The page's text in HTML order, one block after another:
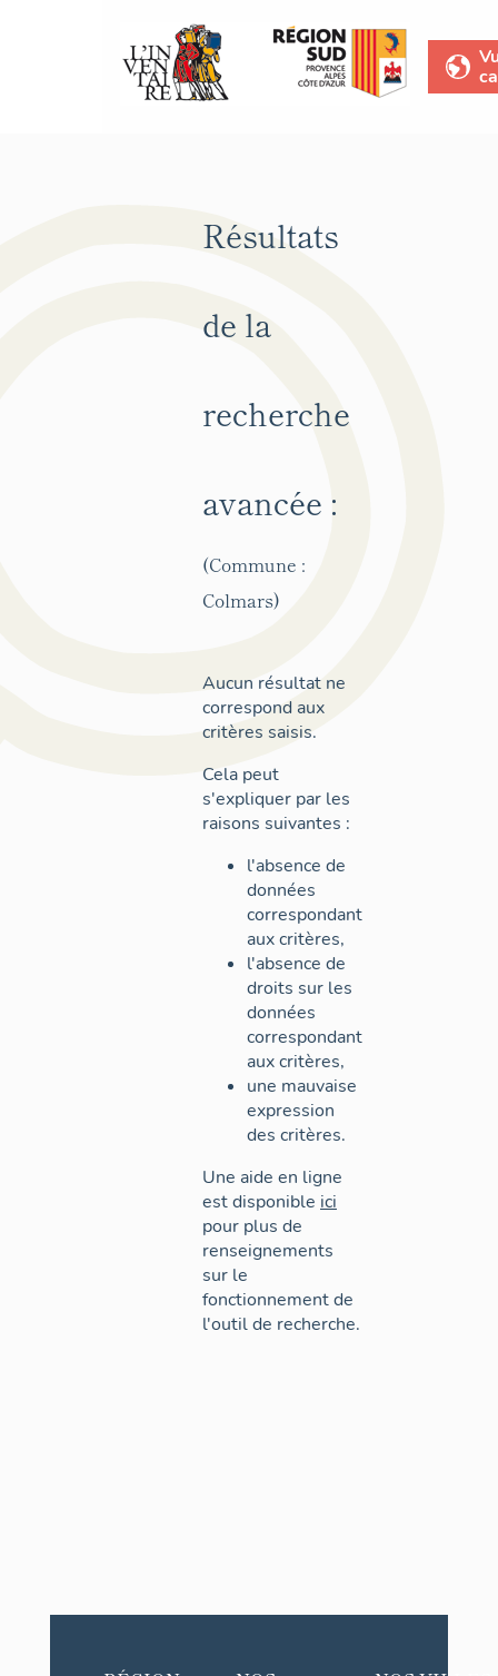
Résultats
de la
recherche
avancée :
(Commune :
Colmars)
Aucun résultat ne
correspond aux
critères saisis.
Cela peut
s'expliquer par les
raisons suivantes :
l'absence de
données
correspondant
aux critères,
l'absence de
droits sur les
données
correspondant
aux critères,
une mauvaise
expression
des critères.
Une aide en ligne
est disponible ici
pour plus de
renseignements
sur le
fonctionnement de
l'outil de recherche.